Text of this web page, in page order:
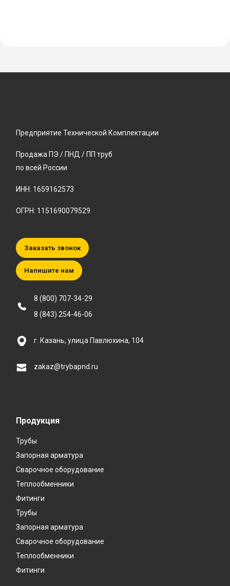
Предприятие Технической Комплектации
Продажа ПЭ / ПНД / ПП труб
по всей России
ИНН: 1659162573
ОГРН: 1151690079529
Продукция
Трубы
Запорная арматура
Сварочное оборудование
Теплообменники
Фитинги
Трубы
Запорная арматура
Сварочное оборудование
Теплообменники
Фитинги
Заказать звонок
Напишите нам
8 (800) 707-34-29
8 (843) 254-46-06
г. Казань, улица Павлюхина, 104
zakaz@trybapnd.ru